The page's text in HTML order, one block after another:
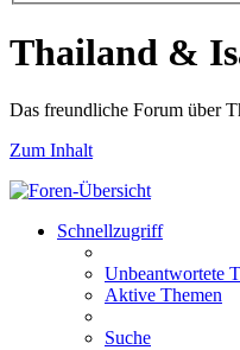
Thailand &
Das freundliche Forum über
Zum Inhalt
Schnellzugriff
Unbeantwortete
Aktive Themen
Suche